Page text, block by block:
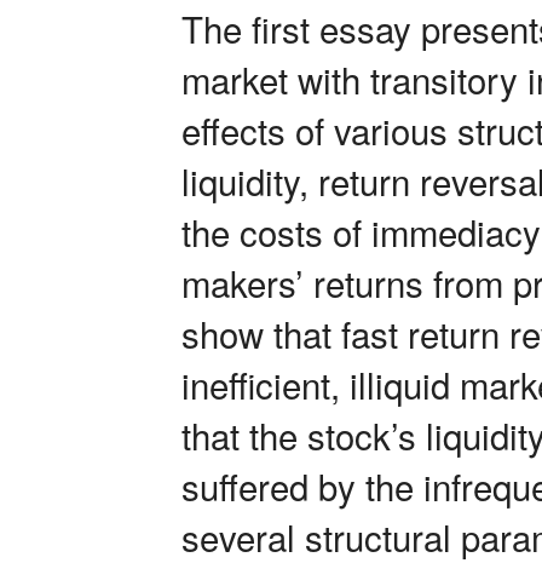
The first essay
market with transitory
effects of various
liquidity, return
the costs of
makers’ returns from
show that fast return
inefficient, illiquid
that the stock’s
suffered by the
several structural